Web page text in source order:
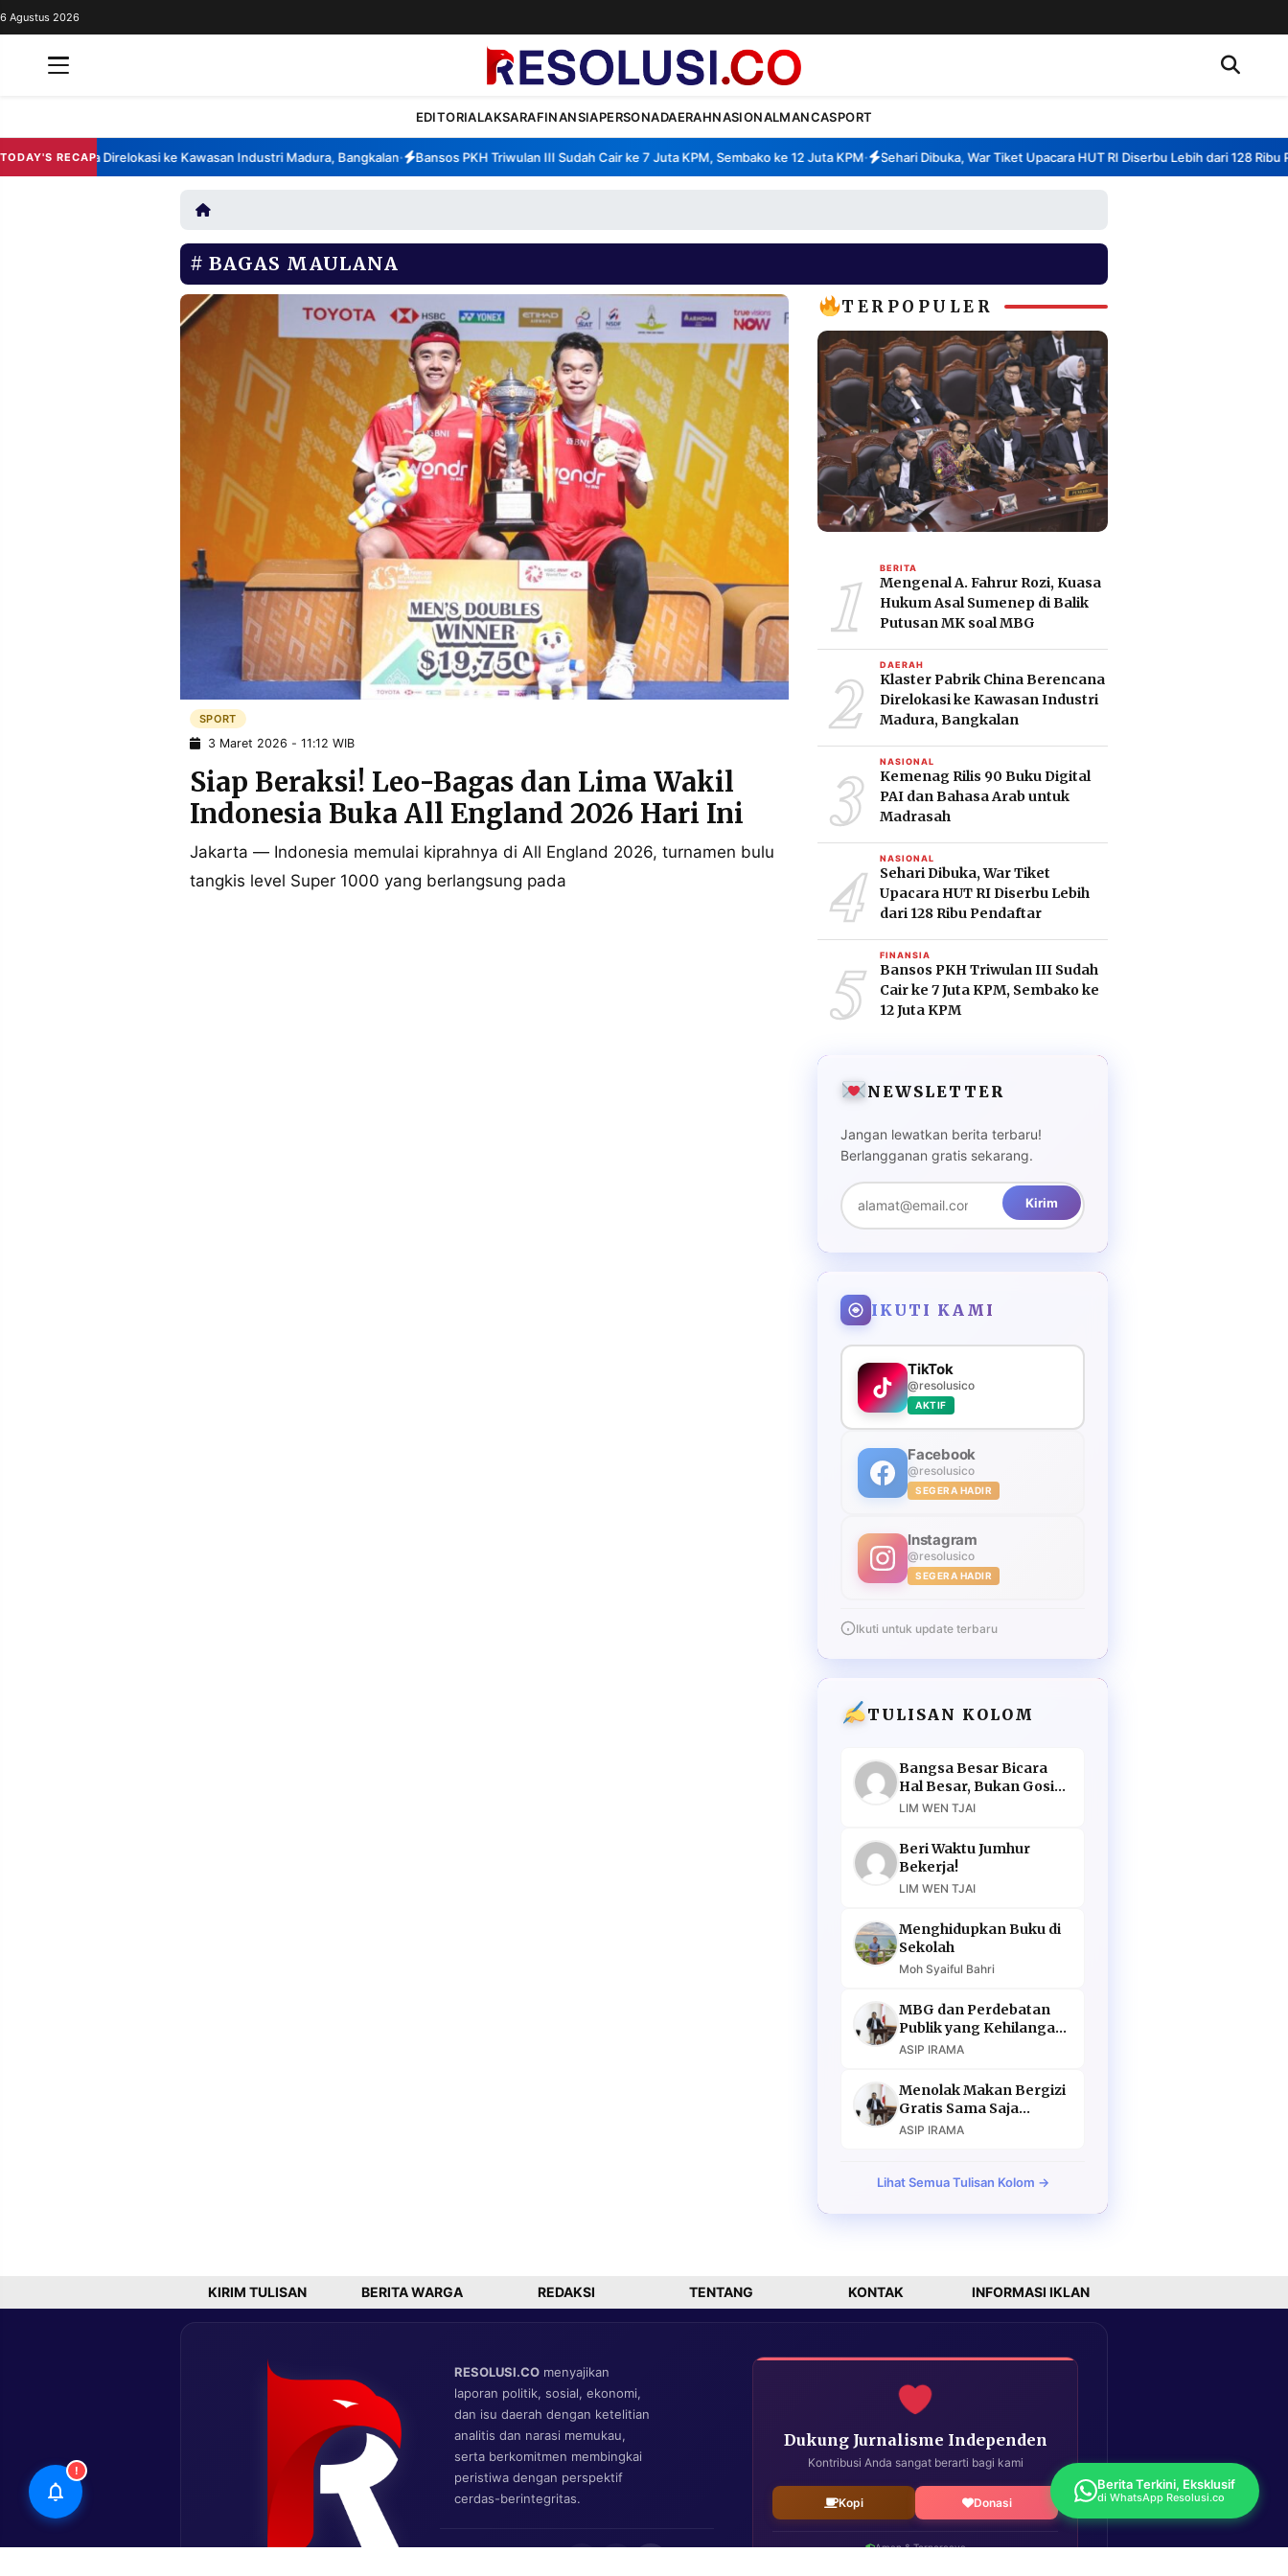
REDAKSI
PERSONA
NASIONAL
SERVICE
6 Agustus 2026
EDITORIALAKSARAFINANSIAPERSONADAERAHNASIONALMANCASPORT
TODAY'S RECAP
Berencana Direlokasi ke Kawasan Industri Madura, Bangkalan• Bansos PKH Triwulan III Sudah Cair ke 7 Juta KPM, Sembako ke 12 Juta KPM• Sehari Dibuka, War Tiket Upacara HUT RI Diserbu Lebih dari 128 Ribu
BAGAS MAULANA
SPORT
3 Maret 2026 - 11:12 WIB
Siap Beraksi! Leo-Bagas dan Lima Wakil
Indonesia Buka All England 2026 Hari Ini
Jakarta — Indonesia memulai kiprahnya di All England 2026, turnamen bulu
tangkis level Super 1000 yang berlangsung pada
TERPOPULER
1 BERITA
Mengenal A. Fahrur Rozi, Kuasa
Hukum Asal Sumenep di Balik
Putusan MK soal MBG
2 DAERAH
Klaster Pabrik China Berencana
Direlokasi ke Kawasan Industri
Madura, Bangkalan
3 NASIONAL
Kemenag Rilis 90 Buku Digital
PAI dan Bahasa Arab untuk
Madrasah
4 NASIONAL
Sehari Dibuka, War Tiket
Upacara HUT RI Diserbu Lebih
dari 128 Ribu Pendaftar
5 FINANSIA
Bansos PKH Triwulan III Sudah
Cair ke 7 Juta KPM, Sembako ke
12 Juta KPM
NEWSLETTER
Jangan lewatkan berita terbaru!
Berlangganan gratis sekarang.
Kirim
IKUTI KAMI
TikTok
@resolusico
AKTIF
Facebook
@resolusico
SEGERA HADIR
Instagram
@resolusico
SEGERA HADIR
Ikuti untuk update terbaru
TULISAN KOLOM
Bangsa Besar Bicara
Hal Besar, Bukan Gosip
Murahan
LIM WEN TJAI
Beri Waktu Jumhur
Bekerja!
LIM WEN TJAI
Menghidupkan Buku di
Sekolah
Moh Syaiful Bahri
MBG dan Perdebatan
Publik yang Kehilangan
Argumen
ASIP IRAMA
Menolak Makan Bergizi
Gratis Sama Saja
Menolak Masa Depan
ASIP IRAMA
Lihat Semua Tulisan Kolom →
KIRIM TULISAN BERITA WARGA REDAKSI TENTANG KONTAK INFORMASI IKLAN
RESOLUSI.CO menyajikan
laporan politik, sosial, ekonomi,
dan isu daerah dengan ketelitian
analitis dan narasi memukau,
serta berkomitmen membingkai
peristiwa dengan perspektif
cerdas-berintegritas.
Dukung Jurnalisme Independen
Kontribusi Anda sangat berarti bagi kami
Kopi Donasi
Aman & Terpercaya
!
Berita Terkini, Eksklusif
di WhatsApp Resolusi.co